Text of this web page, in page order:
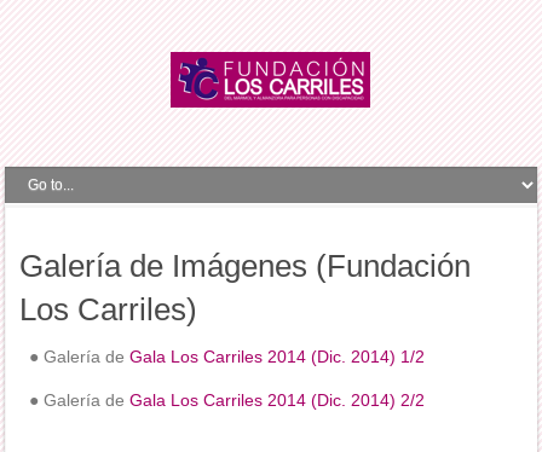
Galería de Imágenes (Fundación
Los Carriles)
● Galería deGala Los Carriles 2014 (Dic. 2014) 1/2
● Galería deGala Los Carriles 2014 (Dic. 2014) 2/2